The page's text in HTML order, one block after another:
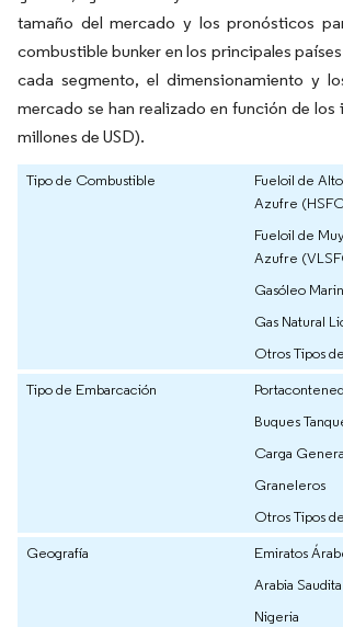
tamaño del mercado y los pronósticos
combustible bunker en los principales
cada segmento, el dimensionamiento y
mercado se han realizado en función de los
millones de USD).
Tipo de Combustible
Fueloil de
Azufre
Fueloil de
Azufre
Gasóleo
Gas Natural
Otros Tipos
Tipo de Embarcación
Buques
Carga
Graneleros
Otros Tipos
Geografía
Emiratos
Arabia Saudita
Nigeria